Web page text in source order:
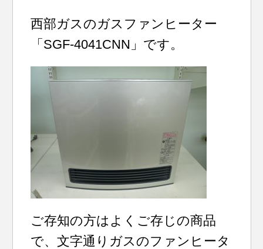
西部ガスのガスファンヒーター
「SGF-4041CNN」です。
ご存知の方はよくご存じの商品
で、文字通りガスのファンヒータ